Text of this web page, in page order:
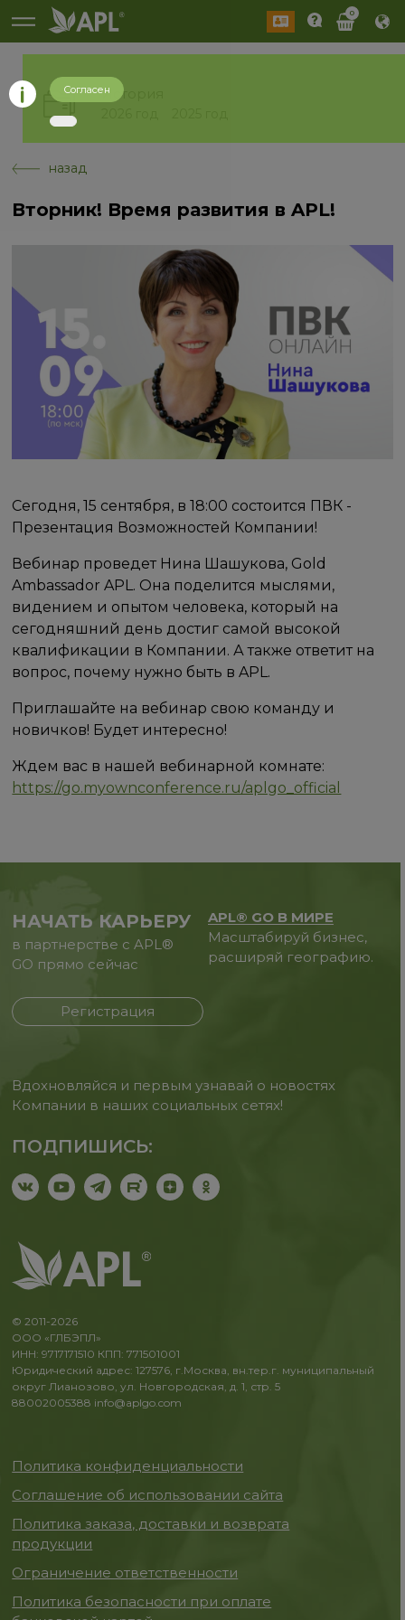
0
История
назад
Вторник! Время развития в APL!
Сегодня, 15 сентября, в 18:00 состоится ПВК -
Презентация Возможностей Компании!
Вебинар проведет Нина Шашукова, Gold
Ambassador APL. Она поделится мыслями,
видением и опытом человека, который на
сегодняшний день достиг самой высокой
квалификации в Компании. А также ответит на
вопрос, почему нужно быть в APL.
Приглашайте на вебинар свою команду и
новичков! Будет интересно!
Ждем вас в нашей вебинарной комнате:
https://go.myownconference.ru/aplgo_official
НАЧАТЬ КАРЬЕРУ
в партнерстве с APL®
GO прямо сейчас
Регистрация
APL® GO В МИРЕ
Масштабируй бизнес,
расширяй географию.
Вдохновляйся и первым узнавай о новостях
Компании в наших социальных сетях!
ПОДПИШИСЬ:
© 2011-2026
ООО «ГЛБЭПЛ»
ИНН: 9717171510 КПП: 771501001
Юридический адрес: 127576, г.Москва, вн.тер.г. муниципальный
округ Лианозово, ул. Новгородская, д. 1, стр. 5
88002005388 info@aplgo.com
Политика конфиденциальности
Соглашение об использовании сайта
Политика заказа, доставки и возврата
продукции
Ограничение ответственности
Политика безопасности при оплате
Согласен